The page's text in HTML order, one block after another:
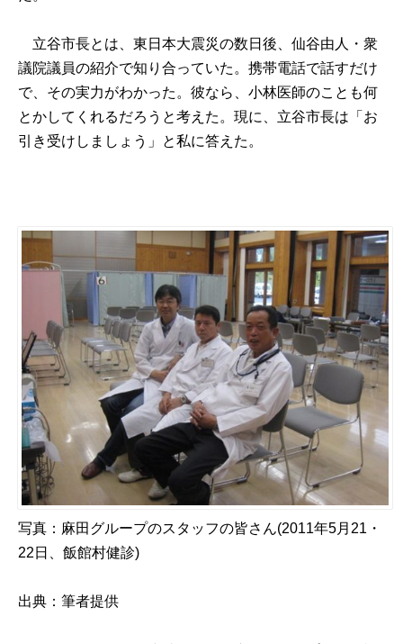
立谷市長とは、東日本大震災の数日後、仙谷由人・衆
議院議員の紹介で知り合っていた。携帯電話で話すだけ
で、その実力がわかった。彼なら、小林医師のことも何
とかしてくれるだろうと考えた。現に、立谷市長は「お
引き受けしましょう」と私に答えた。
写真：麻田グループのスタッフの皆さん(2011年5月21・
22日、飯館村健診)
出典：筆者提供